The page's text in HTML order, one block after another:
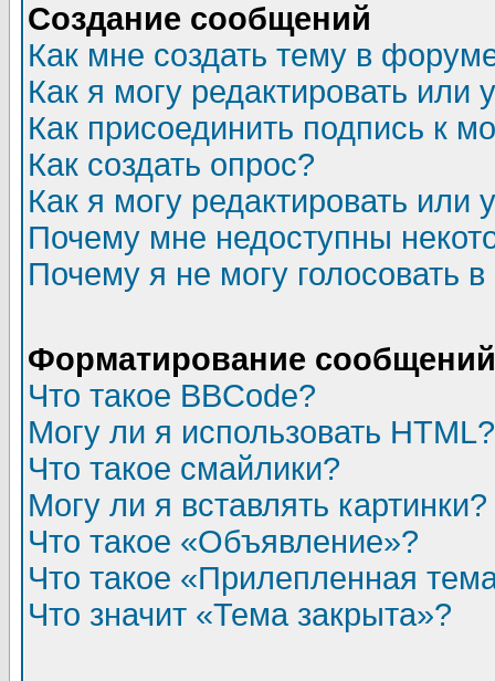
Создание сообщений
Как мне создать тему в
Как я могу редактировать или
Как присоединить подпись к
Как создать опрос?
Как я могу редактировать или
Почему мне недоступны
Почему я не могу голосовать
Форматирование
Что такое BBCode?
Могу ли я использовать HTML?
Что такое смайлики?
Могу ли я вставлять картинки?
Что такое «Объявление»?
Что такое «Прилепленная
Что значит «Тема закрыта»?